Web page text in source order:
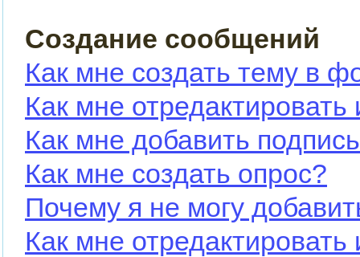
Создание сообщений
Как мне создать тему в
Как мне
Как мне добавить
Как мне создать опрос?
Почему я не могу
Как мне